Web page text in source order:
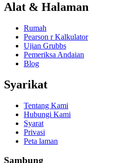
Alat & Halaman
Rumah
Pearson r Kalkulator
Ujian Grubbs
Pemeriksa Andaian
Blog
Syarikat
Tentang Kami
Hubungi Kami
Syarat
Privasi
Peta laman
Sambung